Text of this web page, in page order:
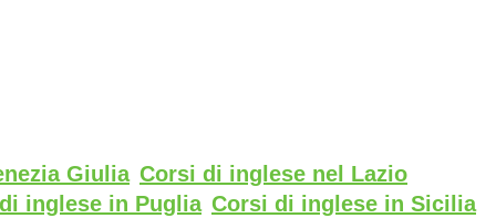
Giulia Corsi di inglese nel Lazio
inglese in Puglia Corsi di inglese in Sicilia